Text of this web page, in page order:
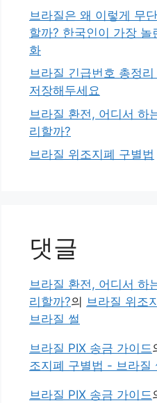
브라질은 왜 이렇게 무
할까? 한국인이 가장 놀
화
브라질 긴급번호 총정
저장해두세요
브라질 환전, 어디서 하
리할까?
브라질 위조지폐 구별법
댓글
브라질 환전, 어디서 하
리할까?의 브라질 위조
브라질 썰
브라질 PIX 송금 가이드
조지폐 구별법 - 브라질
브라질 PIX 송금 가이드